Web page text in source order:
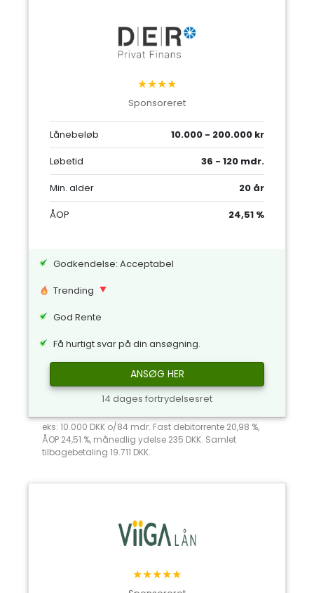
★★★★
Sponsoreret
Lånebeløb
10.000 - 200.000 kr
Løbetid
36 - 120 mdr.
Min. alder
20 år
ÅOP
24,51 %
Godkendelse: Acceptabel
Trending
God Rente
Få hurtigt svar på din ansøgning.
ANSØG HER
14 dages fortrydelsesret
eks: 10.000 DKK o/84 mdr. Fast debitorrente 20,98 %,
ÅOP 24,51 %, månedlig ydelse 235 DKK. Samlet
tilbagebetaling 19.711 DKK.
★★★★★